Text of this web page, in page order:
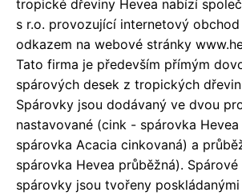
tropické dřeviny Hevea nabízí
s r.o. provozující internetový
odkazem na webové stránky
Tato firma je především přímým
spárových desek z tropických
Spárovky jsou dodávaný ve dvou
nastavované (cink - spárovka
spárovka Acacia cinkovaná) a
spárovka Hevea průběžná).
spárovky jsou tvořeny